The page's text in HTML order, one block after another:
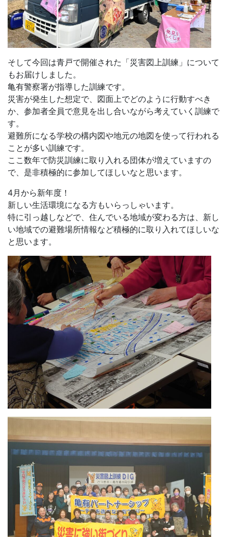
そして今回は青戸で開催された「災害図上訓練」について
もお届けしました。
亀有警察署が指導した訓練です。
災害が発生した想定で、図面上でどのように行動すべき
か、参加者全員で意見を出し合いながら考えていく訓練で
す。
避難所になる学校の構内図や地元の地図を使って行われる
ことが多い訓練です。
ここ数年で防災訓練に取り入れる団体が増えていますの
で、是非積極的に参加してほしいなと思います。
4月から新年度！
新しい生活環境になる方もいらっしゃいます。
特に引っ越しなどで、住んでいる地域が変わる方は、新し
い地域での避難場所情報など積極的に取り入れてほしいな
と思います。